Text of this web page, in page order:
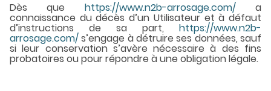
Dès que https://www.n2b-arrosage.com/a
connaissance du décès d’un Utilisateur et à défaut
d’instructions de sa part, https://www.n2b-
arrosage.com/s’engage à détruire ses données, sauf
si leur conservation s’avère nécessaire à des fins
probatoires ou pour répondre à une obligation légale.